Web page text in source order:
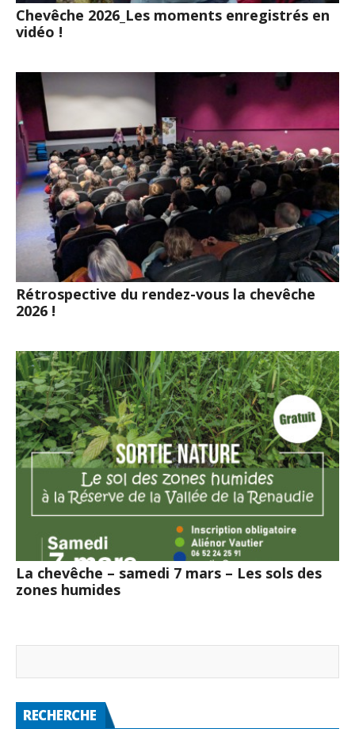
Chevêche 2026_Les moments enregistrés en
vidéo !
Rétrospective du rendez-vous la chevêche
2026 !
La chevêche – samedi 7 mars – Les sols des
zones humides
RECHERCHE